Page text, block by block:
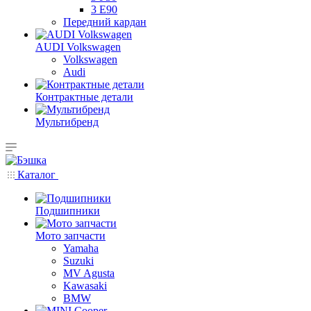
3 E90
Передний кардан
AUDI Volkswagen
Volkswagen
Audi
Контрактные детали
Мультибренд
Каталог
Подшипники
Мото запчасти
Yamaha
Suzuki
MV Agusta
Kawasaki
BMW